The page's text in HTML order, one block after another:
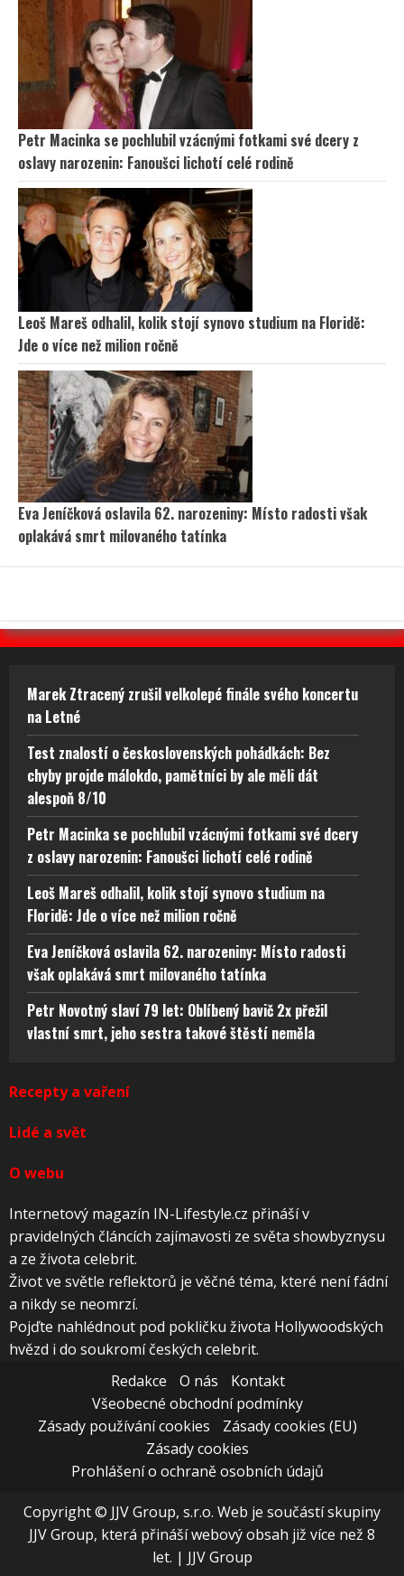
Petr Macinka se pochlubil vzácnými fotkami své dcery z
oslavy narozenin: Fanoušci lichotí celé rodině
Leoš Mareš odhalil, kolik stojí synovo studium na Floridě:
Jde o více než milion ročně
Eva Jeníčková oslavila 62. narozeniny: Místo radosti však
oplakává smrt milovaného tatínka
Marek Ztracený zrušil velkolepé finále svého koncertu
na Letné
Test znalostí o československých pohádkách: Bez
chyby projde málokdo, pamětníci by ale měli dát
alespoň 8/10
Petr Macinka se pochlubil vzácnými fotkami své dcery
z oslavy narozenin: Fanoušci lichotí celé rodině
Leoš Mareš odhalil, kolik stojí synovo studium na
Floridě: Jde o více než milion ročně
Eva Jeníčková oslavila 62. narozeniny: Místo radosti
však oplakává smrt milovaného tatínka
Petr Novotný slaví 79 let: Oblíbený bavič 2x přežil
vlastní smrt, jeho sestra takové štěstí neměla
Recepty a vaření
Lidé a svět
O webu
Internetový magazín IN-Lifestyle.cz přináší v
pravidelných článcích zajímavosti ze světa showbyznysu
a ze života celebrit.
Život ve světle reflektorů je věčné téma, které není fádní
a nikdy se neomrzí.
Pojďte nahlédnout pod pokličku života Hollywoodských
hvězd i do soukromí českých celebrit.
Redakce
O nás
Kontakt
Všeobecné obchodní podmínky
Zásady používání cookies
Zásady cookies (EU)
Zásady cookies
Prohlášení o ochraně osobních údajů
Copyright © JJV Group, s.r.o. Web je součástí skupiny
JJV Group, která přináší webový obsah již více než 8
let. | JJV Group